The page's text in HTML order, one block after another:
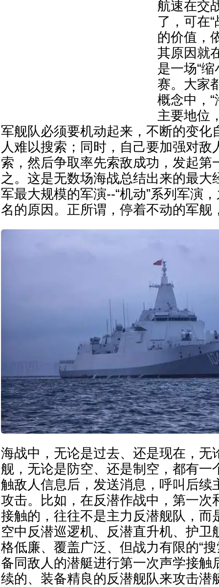
航速在交
了，可在
的价值，
其原因就
是一场“
赛。大家
概念中，
主要地位
军舰队必须要机动起来，不断的变化
人难以搜索；同时，自己要加强对敌
索，然后争取率先索敌成功，发起第
之。这是无数场海战总结出来的最大
军最大规模的军演--“机动”系列军演
名的原因。正所谓，停着不动的军舰
海战中，无论是过去、还是现在，无
舰，无论是防空、还是制空，都有一
触敌人信息后，发送消息，呼叫后续
攻击。比如，在反潜作战中，第一次
接触的，往往不是主力反潜舰队，而
空中反潜巡逻机、反潜直升机、护卫
格低廉、覆盖广泛、但战力有限的“
备同敌人的潜艇进行第一次声学接触
续的、装备精良的反潜舰队来攻击潜